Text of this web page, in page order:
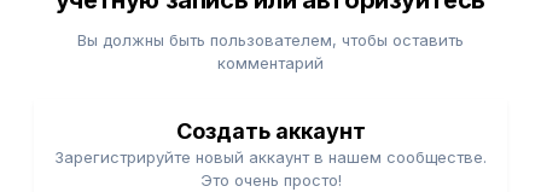
Вы должны быть пользователем, чтобы оставить
комментарий
Создать аккаунт
Зарегистрируйте новый аккаунт в нашем сообществе.
Это очень просто!